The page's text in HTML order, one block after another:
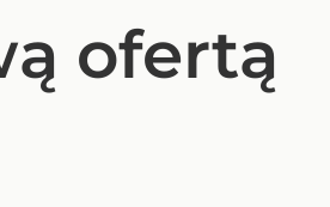
ofertą